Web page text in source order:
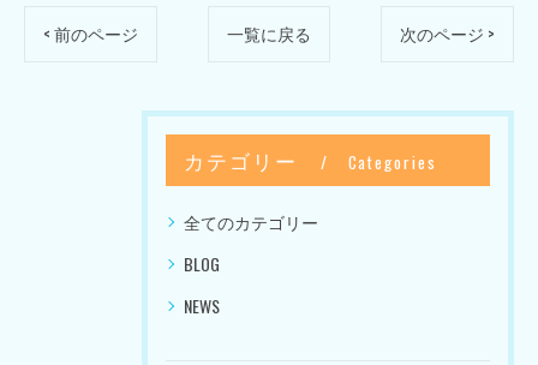
< 前のページ 一覧に戻る 次のページ >
カテゴリー Categories
全てのカテゴリー
BLOG
NEWS